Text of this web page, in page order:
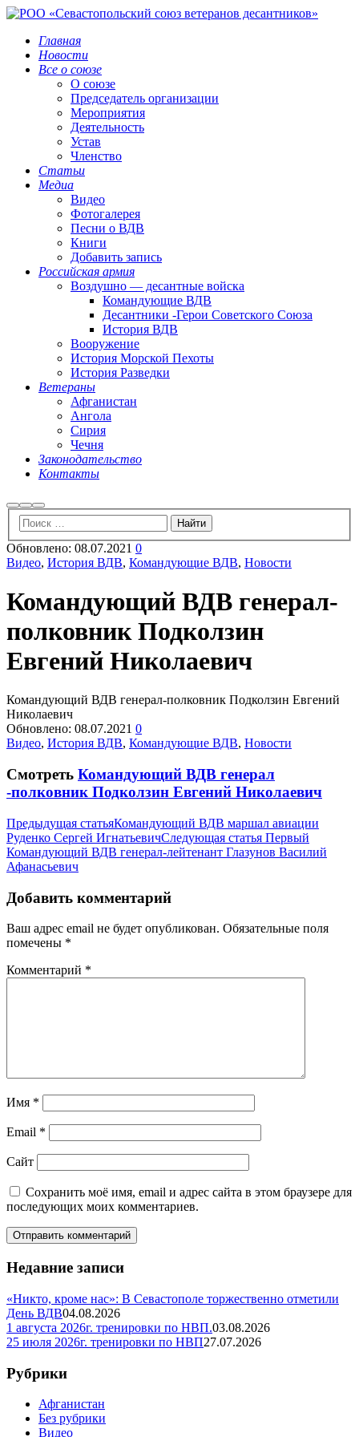
Главная
Новости
Все о союзе
О союзе
Председатель организации
Мероприятия
Деятельность
Устав
Членство
Статьи
Медиа
Видео
Фотогалерея
Песни о ВДВ
Книги
Добавить запись
Российская армия
Воздушно — десантные войска
Командующие ВДВ
Десантники -Герои Советского Союза
История ВДВ
Вооружение
История Морской Пехоты
История Разведки
Ветераны
Афганистан
Ангола
Сирия
Чечня
Законодательство
Контакты
НайтиБольше
информации
Главное
меню
Обновлено: 08.07.2021 0
Видео, История ВДВ, Командующие ВДВ, Новости
Командующий ВДВ генерал-
полковник Подколзин
Евгений Николаевич
Командующий ВДВ генерал-полковник Подколзин Евгений
Николаевич
Обновлено: 08.07.2021 0
Видео, История ВДВ, Командующие ВДВ, Новости
Смотреть Командующий ВДВ генерал
-полковник Подколзин Евгений Николаевич
Предыдущая статьяКомандующий ВДВ маршал авиации
Руденко Сергей ИгнатьевичСледующая статья Первый
Командующий ВДВ генерал-лейтенант Глазунов Василий
Афанасьевич
Добавить комментарий
Ваш адрес email не будет опубликован. Обязательные поля
помечены *
Комментарий *
Имя *
Email *
Сайт
Сохранить моё имя, email и адрес сайта в этом браузере для
последующих моих комментариев.
Недавние записи
«Никто, кроме нас»: В Севастополе торжественно отметили
День ВДВ04.08.2026
1 августа 2026г. тренировки по НВП.03.08.2026
25 июля 2026г. тренировки по НВП27.07.2026
Рубрики
Афганистан
Без рубрики
Видео